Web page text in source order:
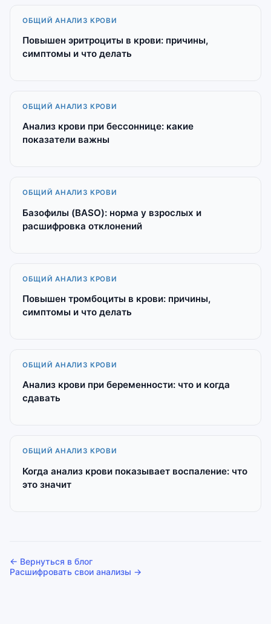
ОБЩИЙ АНАЛИЗ КРОВИ
Повышен эритроциты в крови: причины,
симптомы и что делать
ОБЩИЙ АНАЛИЗ КРОВИ
Анализ крови при бессоннице: какие
показатели важны
ОБЩИЙ АНАЛИЗ КРОВИ
Базофилы (BASO): норма у взрослых и
расшифровка отклонений
ОБЩИЙ АНАЛИЗ КРОВИ
Повышен тромбоциты в крови: причины,
симптомы и что делать
ОБЩИЙ АНАЛИЗ КРОВИ
Анализ крови при беременности: что и когда
сдавать
ОБЩИЙ АНАЛИЗ КРОВИ
Когда анализ крови показывает воспаление: что
это значит
← Вернуться в блог
Расшифровать свои анализы →